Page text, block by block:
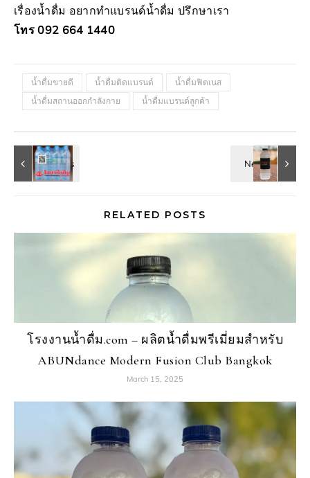
เรื่องน้ำดื่ม อยากทำแบรนด์น้ำดื่ม ปรึกษาเรา
โทร 092 664 1440
น้ำดื่มขายดี น้ำดื่มติดแบรนด์
น้ำดื่มฟิตเนส
น้ำดื่มสถานออกกำลังกาย
น้ำดื่มแบรนด์ลูกค้า
RELATED POSTS
โรงงานน้ำดื่ม.com – ผลิตน้ำดื่มพรีเมี่ยมสำหรับ
ABUNdance Modern Fusion Club Bangkok
March 15, 2025